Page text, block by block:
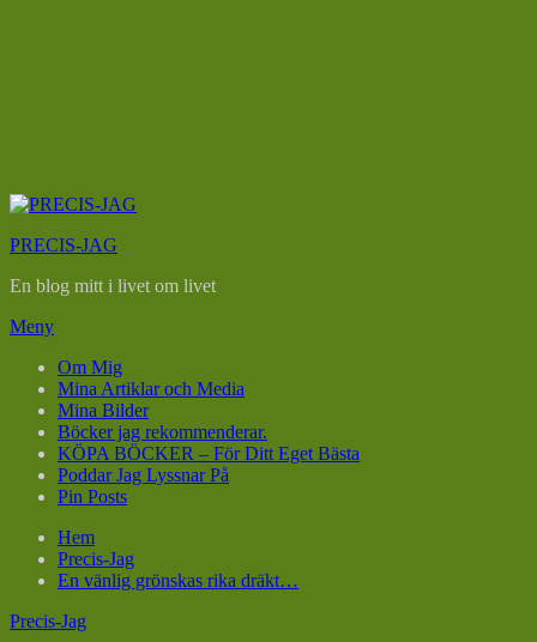
Hoppa
innehåll
PRECIS-JAG
En blog mitt i livet om livet
Meny
Om Mig
Mina Artiklar och Media
Mina Bilder
Böcker jag rekommenderar.
KÖPA BÖCKER – För Ditt Eget Bästa
Poddar Jag Lyssnar På
Pin Posts
Hem
Precis-Jag
En vänlig grönskas rika dräkt…
Precis-Jag